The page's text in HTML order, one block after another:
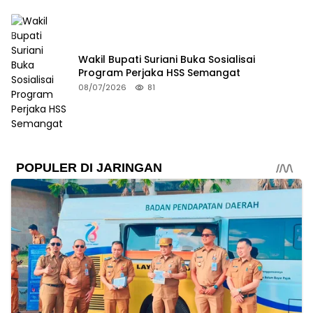
Wakil Bupati Suriani Buka Sosialisai
Program Perjaka HSS Semangat
08/07/2026 81